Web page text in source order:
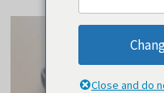
Close and do